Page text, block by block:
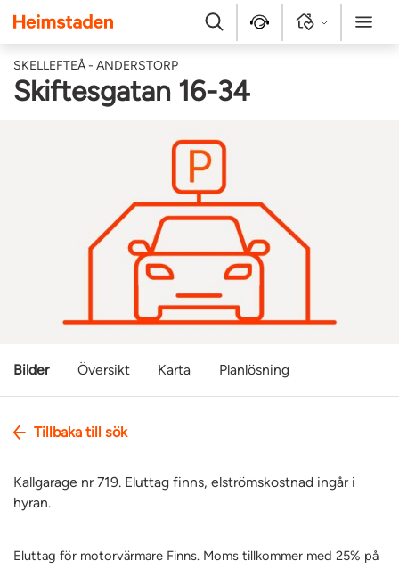
Heimstaden
Sök Kontakt Logga in Meny
SKELLEFTEÅ - ANDERSTORP
Skiftesgatan 16-34
Bilder Översikt Karta Planlösning
Tillbaka till sök
Kallgarage nr 719. Eluttag finns, elströmskostnad ingår i
hyran.
Eluttag för motorvärmare Finns. Moms tillkommer med 25% på